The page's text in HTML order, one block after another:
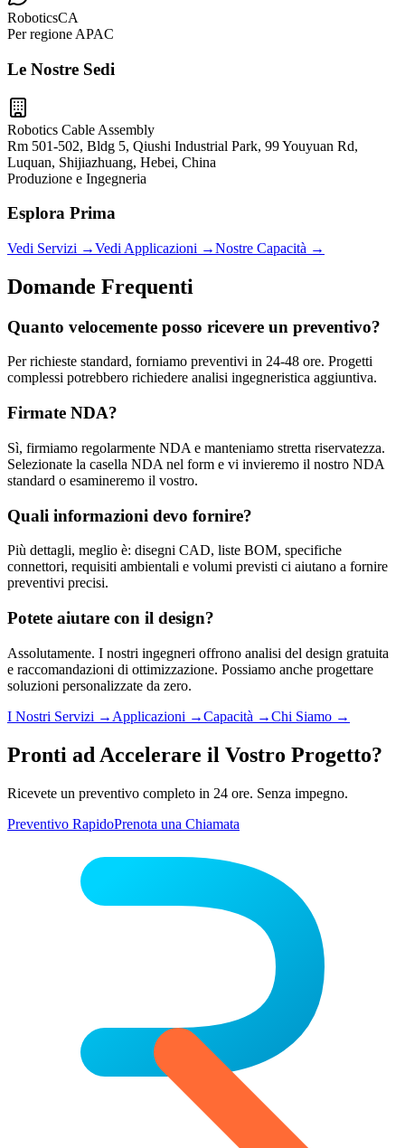
RoboticsCA
Per regione APAC
Le Nostre Sedi
Robotics Cable Assembly
Rm 501-502, Bldg 5, Qiushi Industrial Park, 99 Youyuan Rd,
Luquan, Shijiazhuang, Hebei, China
Produzione e Ingegneria
Esplora Prima
Vedi Servizi →Vedi Applicazioni →Nostre Capacità →
Domande Frequenti
Quanto velocemente posso ricevere un preventivo?
Per richieste standard, forniamo preventivi in 24-48 ore. Progetti
complessi potrebbero richiedere analisi ingegneristica aggiuntiva.
Firmate NDA?
Sì, firmiamo regolarmente NDA e manteniamo stretta riservatezza.
Selezionate la casella NDA nel form e vi invieremo il nostro NDA
standard o esamineremo il vostro.
Quali informazioni devo fornire?
Più dettagli, meglio è: disegni CAD, liste BOM, specifiche
connettori, requisiti ambientali e volumi previsti ci aiutano a fornire
preventivi precisi.
Potete aiutare con il design?
Assolutamente. I nostri ingegneri offrono analisi del design gratuita
e raccomandazioni di ottimizzazione. Possiamo anche progettare
soluzioni personalizzate da zero.
I Nostri Servizi → Applicazioni →Capacità →Chi Siamo →
Pronti ad Accelerare il Vostro Progetto?
Ricevete un preventivo completo in 24 ore. Senza impegno.
Preventivo RapidoPrenota una Chiamata